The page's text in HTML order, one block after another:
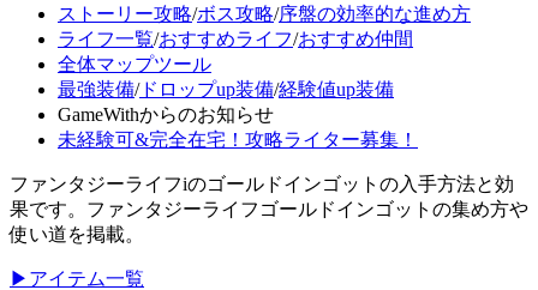
ストーリー攻略/ボス攻略/序盤の効率的な進め方
ライフ一覧/おすすめライフ/おすすめ仲間
全体マップツール
最強装備/ドロップup装備/経験値up装備
GameWithからのお知らせ
未経験可&完全在宅！攻略ライター募集！
ファンタジーライフiのゴールドインゴットの入手方法と効
果です。ファンタジーライフゴールドインゴットの集め方や
使い道を掲載。
▶アイテム一覧